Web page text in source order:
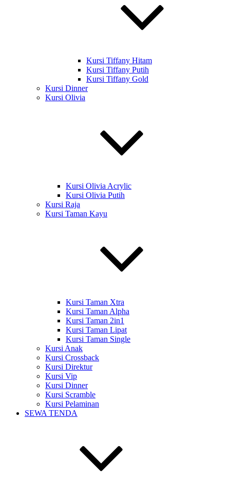
Kursi Tiffany Hitam
Kursi Tiffany Putih
Kursi Tiffany Gold
Kursi Dinner
Kursi Olivia
Kursi Olivia Acrylic
Kursi Olivia Putih
Kursi Raja
Kursi Taman Kayu
Kursi Taman Xtra
Kursi Taman Alpha
Kursi Taman 2in1
Kursi Taman Lipat
Kursi Taman Single
Kursi Anak
Kursi Crossback
Kursi Direktur
Kursi Vip
Kursi Dinner
Kursi Scramble
Kursi Pelaminan
SEWA TENDA